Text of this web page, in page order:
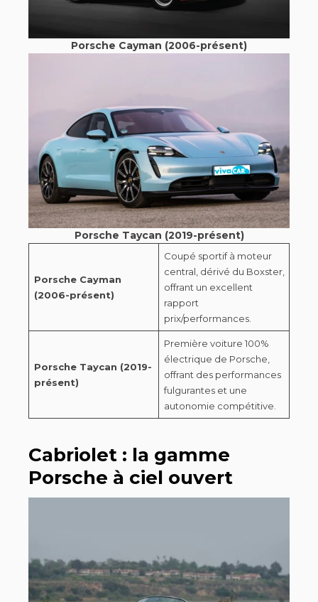
Porsche Cayman (2006-présent)
Porsche Taycan (2019-présent)
Porsche Cayman
(2006-présent)
Coupé sportif à moteur
central, dérivé du Boxster,
offrant un excellent
rapport
prix/performances.
Porsche Taycan (2019-
présent)
Première voiture 100%
électrique de Porsche,
offrant des performances
fulgurantes et une
autonomie compétitive.
Cabriolet : la gamme
Porsche à ciel ouvert